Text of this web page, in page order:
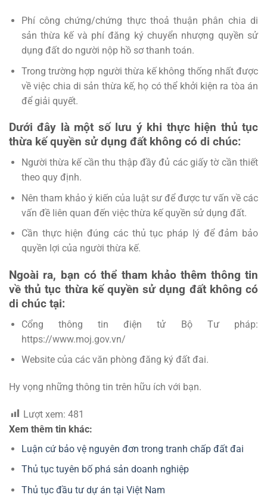
Phí công chứng/chứng thực thoả thuận phân chia di
sản thừa kế và phí đăng ký chuyển nhượng quyền sử
dụng đất do người nộp hồ sơ thanh toán.
Trong trường hợp người thừa kế không thống nhất được
về việc chia di sản thừa kế, họ có thể khởi kiện ra tòa án
để giải quyết.
Dưới đây là một số lưu ý khi thực hiện thủ tục
thừa kế quyền sử dụng đất không có di chúc:
Người thừa kế cần thu thập đầy đủ các giấy tờ cần thiết
theo quy định.
Nên tham khảo ý kiến của luật sư để được tư vấn về các
vấn đề liên quan đến việc thừa kế quyền sử dụng đất.
Cần thực hiện đúng các thủ tục pháp lý để đảm bảo
quyền lợi của người thừa kế.
Ngoài ra, bạn có thể tham khảo thêm thông tin
về thủ tục thừa kế quyền sử dụng đất không có
di chúc tại:
Cổng thông tin điện tử Bộ Tư pháp:
https://www.moj.gov.vn/
Website của các văn phòng đăng ký đất đai.
Hy vọng những thông tin trên hữu ích với bạn.
Lượt xem: 481
Xem thêm tin khác:
Luận cứ bảo vệ nguyên đơn trong tranh chấp đất đai
Thủ tục tuyên bố phá sản doanh nghiệp
Thủ tục đầu tư dự án tại Việt Nam